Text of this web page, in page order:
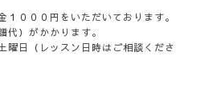
１０００円をいただいております。
代）がかかります。
曜日（レッスン日時はご相談くださ